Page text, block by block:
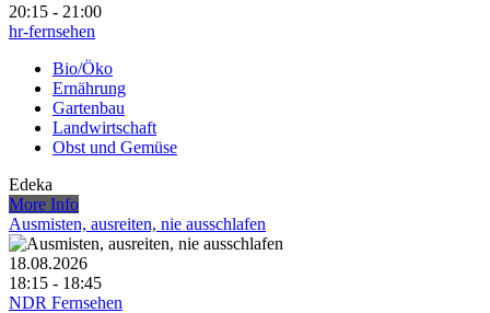
20:15 - 21:00
hr-fernsehen
Bio/Öko
Ernährung
Gartenbau
Landwirtschaft
Obst und Gemüse
Edeka
More Info
Ausmisten, ausreiten, nie ausschlafen
18.08.2026
18:15 - 18:45
NDR Fernsehen